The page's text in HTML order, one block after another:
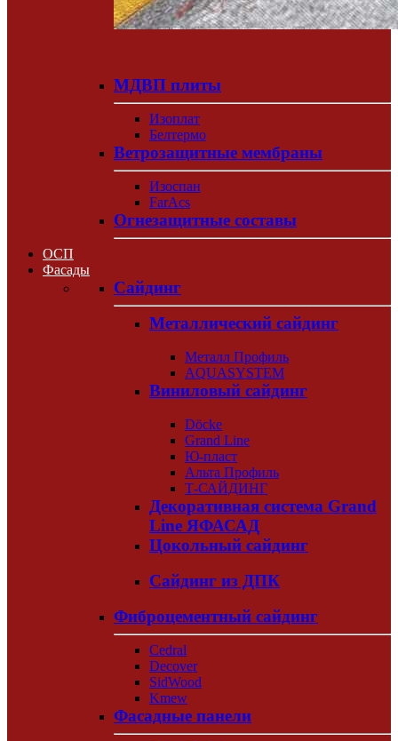
МДВП плиты
Изоплат
Белтермо
Ветрозащитные мембраны
Изоспан
FarAcs
Огнезащитные составы
ОСП
Фасады
Сайдинг
Металлический сайдинг
Металл Профиль
AQUASYSTEM
Виниловый сайдинг
Döcke
Grand Line
Ю-пласт
Альта Профиль
Т-САЙДИНГ
Декоративная система Grand
Line ЯФАСАД
Цокольный сайдинг
Сайдинг из ДПК
Фиброцементный сайдинг
Cedral
Decover
SidWood
Kmew
Фасадные панели